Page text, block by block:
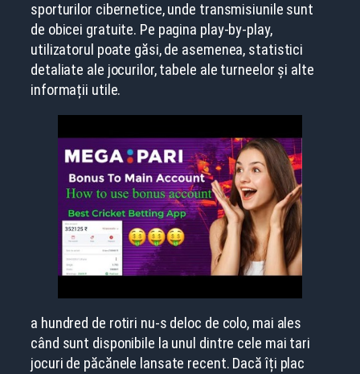
sporturilor cibernetice, unde transmisiunile sunt
de obicei gratuite. Pe pagina play-by-play,
utilizatorul poate găsi, de asemenea, statistici
detaliate ale jocurilor, tabele ale turneelor și alte
informații utile.
a hundred de rotiri nu-s deloc de colo, mai ales
când sunt disponibile la unul dintre cele mai tari
jocuri de păcănele lansate recent. Dacă îți plac